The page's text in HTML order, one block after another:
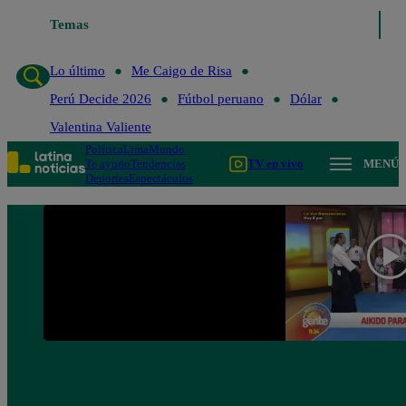
Temas
Lo último
Me Caigo de Risa
Perú Decide 2026
Fútbol peruano
Dólar
Valentina Valiente
PolíticaLimaMundo
Te ayudoTendencias
DeportesEspectáculos
TV en vivo MENÚ